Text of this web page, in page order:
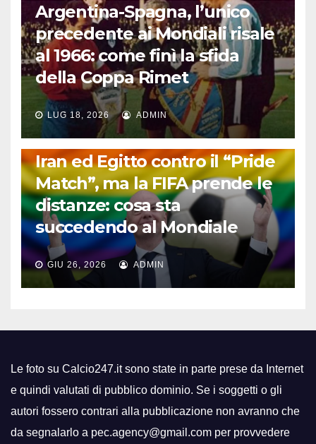
Argentina-Spagna, l’unico
precedente ai Mondiali risale
al 1966: come finì la sfida
della Coppa Rimet
LUG 18, 2026 ADMIN
FUORI DAL CAMPO: CALCIO, GOSSIP E NON SOLO
Iran ed Egitto contro il “Pride
Match”, ma la FIFA prende le
distanze: cosa sta
succedendo al Mondiale
GIU 26, 2026 ADMIN
Le foto su Calcio247.it sono state in parte prese da Internet
e quindi valutati di pubblico dominio. Se i soggetti o gli
autori fossero contrari alla pubblicazione non avranno che
da segnalarlo a pec.agency@gmail.com per provvedere